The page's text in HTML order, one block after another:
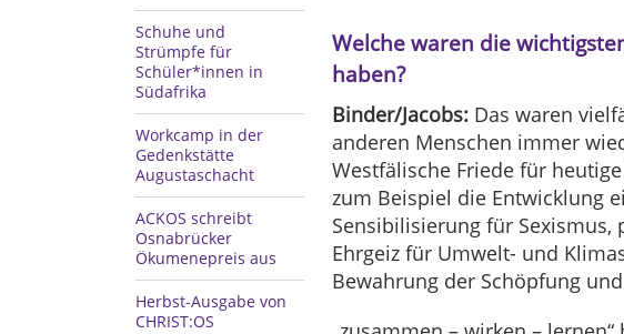
Schuhe und
Strümpfe für
Schüler*innen in
Südafrika
Workcamp in der
Gedenkstätte
Augustaschacht
ACKOS schreibt
Osnabrücker
Ökumenepreis aus
Herbst-Ausgabe von
CHRIST:OS
Welche waren die
haben?
Binder/Jacobs:Das waren
anderen Menschen immer
Westfälische Friede für
zum Beispiel die Entwicklung
Sensibilisierung für
Ehrgeiz für Umwelt- und
Bewahrung der Schöpfung